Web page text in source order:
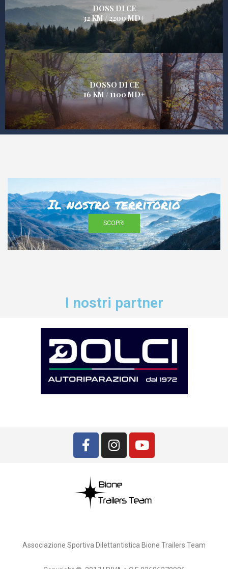
DOSS DI CE
32 KM / 2200 MD+
DOSSO DI CE
16 KM / 1100 MD+
Il nostro territorio
SCOPRI
I nostri partner
Associazione Sportiva Dilettantistica Bione Trailers Team